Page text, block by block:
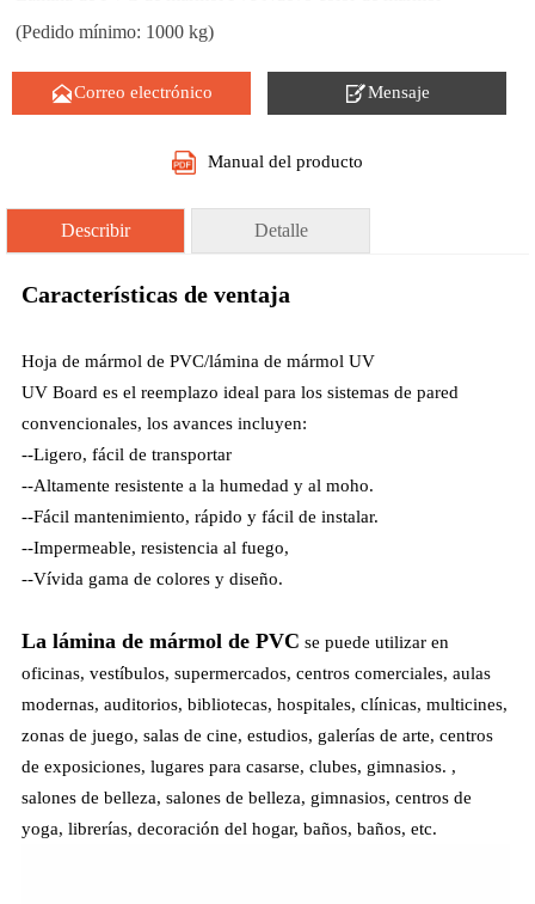
(Pedido mínimo: 1000 kg)
Correo electrónico Mensaje
Manual del producto
Describir Detalle
Características de ventaja
Hoja de mármol de PVC/lámina de mármol UV
UV Board es el reemplazo ideal para los sistemas de pared
convencionales, los avances incluyen:
--Ligero, fácil de transportar
--Altamente resistente a la humedad y al moho.
--Fácil mantenimiento, rápido y fácil de instalar.
--Impermeable, resistencia al fuego,
--Vívida gama de colores y diseño.
La lámina de mármol de PVC se puede utilizar en
oficinas, vestíbulos, supermercados, centros comerciales, aulas
modernas, auditorios, bibliotecas, hospitales, clínicas, multicines,
zonas de juego, salas de cine, estudios, galerías de arte, centros
de exposiciones, lugares para casarse, clubes, gimnasios. ,
salones de belleza, salones de belleza, gimnasios, centros de
yoga, librerías, decoración del hogar, baños, baños, etc.